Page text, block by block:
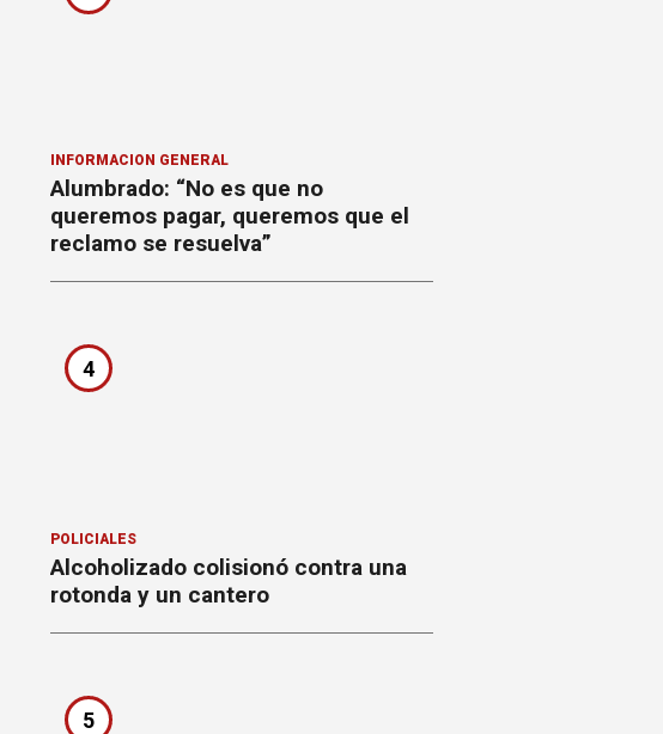
INFORMACION GENERAL
Alumbrado: “No es que no
queremos pagar, queremos que el
reclamo se resuelva”
4
POLICIALES
Alcoholizado colisionó contra una
rotonda y un cantero
5